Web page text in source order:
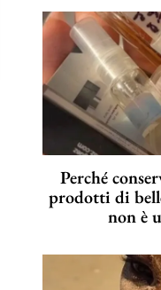
Perché
prodotti di
non è